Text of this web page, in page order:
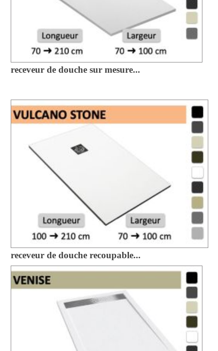
receveur de douche sur mesure...
receveur de douche recoupable...